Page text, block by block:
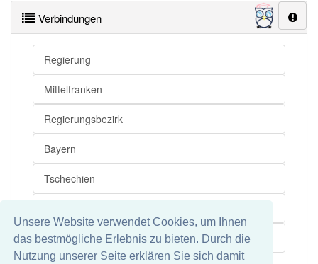
Unsere Website verwendet Cookies, um Ihnen
das bestmögliche Erlebnis zu bieten. Durch die
Nutzung unserer Seite erklären Sie sich damit
Verbindungen
Regierung
Mittelfranken
Regierungsbezirk
Bayern
Tschechien
Bezirk